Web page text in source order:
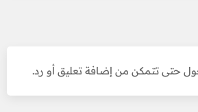
حتى تتمكن من إضافة تعليق أو رد.